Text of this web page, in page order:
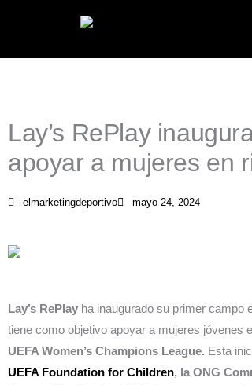
Lay’s RePlay
apoyar a mujeres en
elmarketingdeportivo mayo 24, 2024
Lay’s RePlay ha inaugurado su primer campo
tiene como objetivo apoyar a mujeres jóvenes
UEFA Women’s Champions League. Esta
UEFA Foundation for Children, la ONG